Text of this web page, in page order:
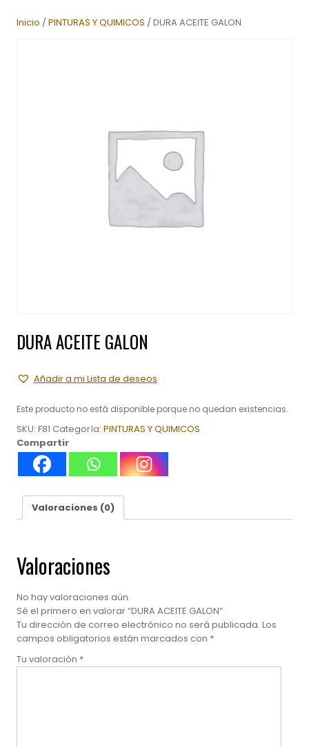
Inicio /PINTURAS Y QUIMICOS / DURA ACEITE GALON
DURA ACEITE GALON
Añadir a mi Lista de deseos
Este producto no está disponible porque no quedan existencias.
SKU: F81 Categoría: PINTURAS Y QUIMICOS
Compartir
Valoraciones (0)
Valoraciones
No hay valoraciones aún.
Sé el primero en valorar “DURA ACEITE GALON”
Tu dirección de correo electrónico no será publicada. Los
campos obligatorios están marcados con *
Tu valoración *